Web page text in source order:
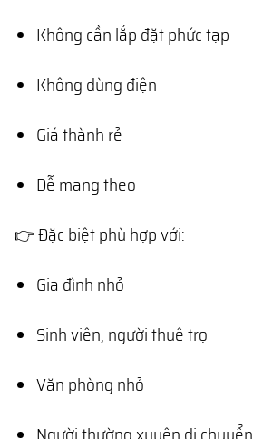
Không cần lắp đặt phức tạp
Không dùng điện
Giá thành rẻ
Dễ mang theo
👉 Đặc biệt phù hợp với:
Gia đình nhỏ
Sinh viên, người thuê trọ
Văn phòng nhỏ